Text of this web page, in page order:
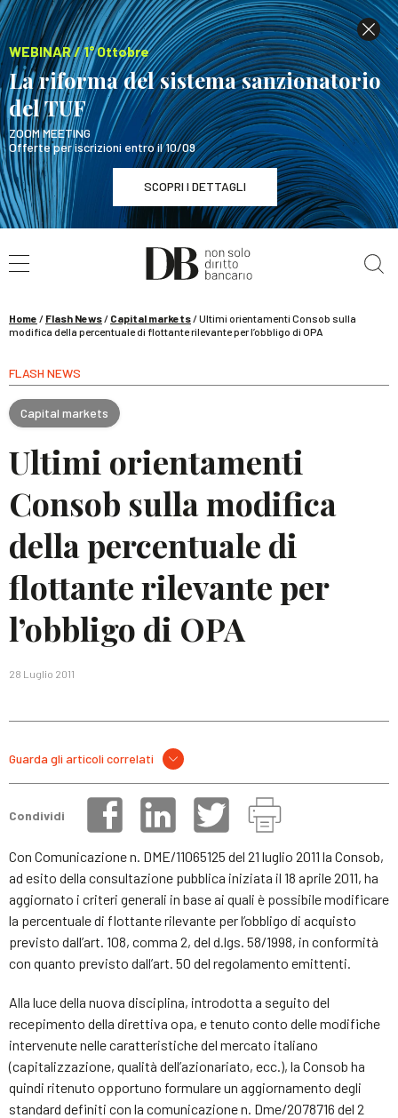
WEBINAR / 1° Ottobre
La riforma del sistema sanzionatorio
del TUF
ZOOM MEETING
Offerte per iscrizioni entro il 10/09
SCOPRI I DETTAGLI
WEBINAR / 1° Ottobre
La riforma del sistema sanzionatorio del TUF
Home / Flash News/ Capital markets/Ultimi orientamenti Consob sulla
modifica della percentuale di flottante rilevante per l’obbligo di OPA
FLASH NEWS
Capital markets
Ultimi orientamenti
Consob sulla modifica
della percentuale di
flottante rilevante per
l’obbligo di OPA
28 Luglio 2011
Guarda gli articoli correlati
Condividi
Con Comunicazione n. DME/11065125 del 21 luglio 2011 la Consob,
ad esito della consultazione pubblica iniziata il 18 aprile 2011, ha
aggiornato i criteri generali in base ai quali è possibile modificare
la percentuale di flottante rilevante per l’obbligo di acquisto
previsto dall’art. 108, comma 2, del d.lgs. 58/1998, in conformità
con quanto previsto dall’art. 50 del regolamento emittenti.
Alla luce della nuova disciplina, introdotta a seguito del
recepimento della direttiva opa, e tenuto conto delle modifiche
intervenute nelle caratteristiche del mercato italiano
(capitalizzazione, qualità dell’azionariato, ecc.), la Consob ha
quindi ritenuto opportuno formulare un aggiornamento degli
standard definiti con la comunicazione n. Dme/2078716 del 2